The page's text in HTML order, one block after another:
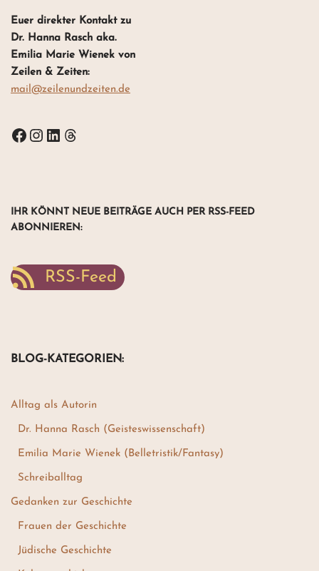
Euer direkter Kontakt zu
Dr. Hanna Rasch aka.
Emilia Marie Wienek von
Zeilen & Zeiten:
mail@zeilenundzeiten.de
IHR KÖNNT NEUE BEITRÄGE AUCH PER RSS-FEED
ABONNIEREN:
RSS-Feed
BLOG-KATEGORIEN:
Alltag als Autorin
Dr. Hanna Rasch (Geisteswissenschaft)
Emilia Marie Wienek (Belletristik/Fantasy)
Schreiballtag
Gedanken zur Geschichte
Frauen der Geschichte
Jüdische Geschichte